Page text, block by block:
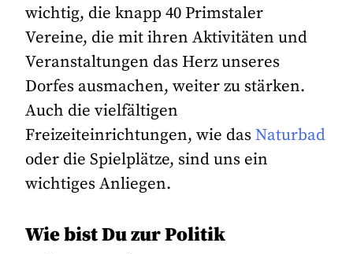
wichtig, die knapp 40 Primstaler
Vereine, die mit ihren Aktivitäten und
Veranstaltungen das Herz unseres
Dorfes ausmachen, weiter zu stärken.
Auch die vielfältigen
Freizeiteinrichtungen, wie dasNaturbad
oder die Spielplätze, sind uns ein
wichtiges Anliegen.
Wie bist Du zur Politik